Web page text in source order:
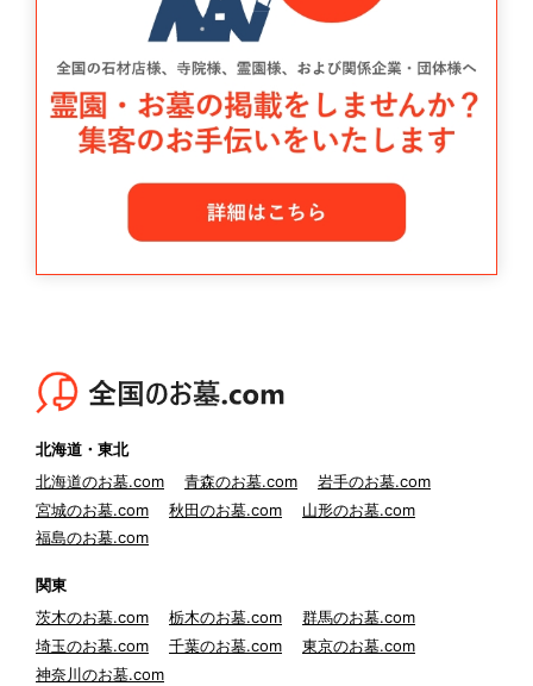
北海道・東北
北海道のお墓.com
青森のお墓.com
岩手のお墓.com
宮城のお墓.com
秋田のお墓.com
山形のお墓.com
福島のお墓.com
関東
茨木のお墓.com
栃木のお墓.com
群馬のお墓.com
埼玉のお墓.com
千葉のお墓.com
東京のお墓.com
神奈川のお墓.com